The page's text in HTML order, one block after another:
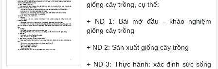
giống cây trồng, cụ thể:
+ ND 1: Bài mở đầu - khảo nghiệm
giống cây trồng
+ ND 2: Sản xuất giống cây trồng
+ ND 3: Thực hành: xác định sức sống